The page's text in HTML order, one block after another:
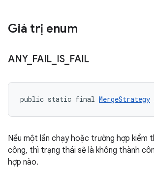
Giá trị enum
ANY_ FAIL IS_ FAIL
public static final MergeStrategy
Nếu một lần chạy hoặc trường hợp kiểm
công, thì trạng thái sẽ là không thành
hợp nào.